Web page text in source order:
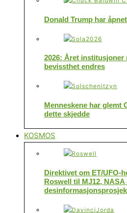
Donald Trump har
2026: Året institusjoner
bevissthet endres
Menneskene har glemt
dette skjedde
KOSMOS
Direktivet om ET/UFO-
Roswell til MJ12,